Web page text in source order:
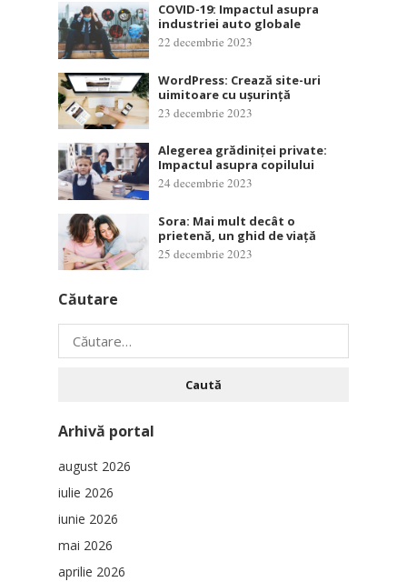
COVID-19: Impactul asupra
industriei auto globale
22 decembrie 2023
WordPress: Crează site-uri
uimitoare cu ușurință
23 decembrie 2023
Alegerea grădiniței private:
Impactul asupra copilului
24 decembrie 2023
Sora: Mai mult decât o
prietenă, un ghid de viață
25 decembrie 2023
Căutare
Caută
după:
Arhivă portal
august 2026
iulie 2026
iunie 2026
mai 2026
aprilie 2026